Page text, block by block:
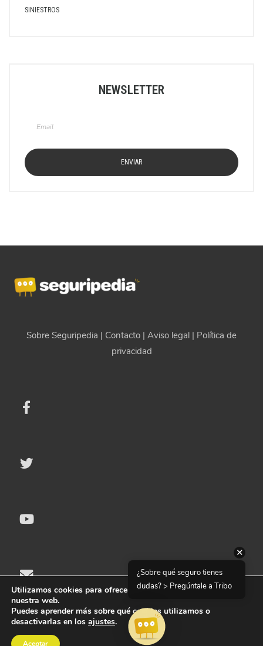
SINIESTROS
NEWSLETTER
Sobre Seguripedia | Contacto | Aviso legal | Política de
privacidad
© 2025 Seguripedia | Todos los derechos reservados
Utilizamos cookies para ofrecerte la mejor experiencia en
nuestra web.
Puedes aprender más sobre qué cookies utilizamos o
desactivarlas en los ajustes.
Aceptar
✕
¿Sobre qué seguro tienes
dudas? > Pregúntale a Tribo